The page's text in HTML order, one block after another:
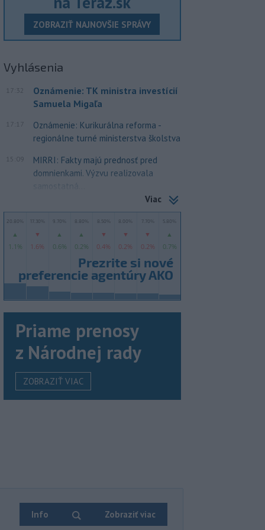
ZOBRAZIŤ NAJNOVŠIE SPRÁVY
Vyhlásenia
17:32
Oznámenie: TK ministra investícií
Samuela Migaľa
17:17
Oznámenie: Kurikurálna reforma -
regionálne turné ministerstva školstva
15:09
MIRRI: Fakty majú prednosť pred
domnienkami. Výzvu realizovala
samostatná...
Viac
Priame prenosy
z Národnej rady
ZOBRAZIŤ VIAC
Info Zobraziť viac